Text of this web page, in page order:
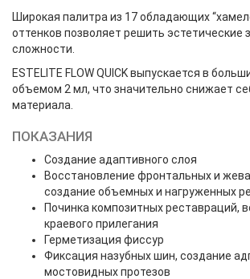
Широкая палитра из 17 обладающих
оттенков позволяет решить эстетические
сложности.
ESTELITE FLOW QUICK выпускается в
объемом 2 мл, что значительно снижает
материала.
ПОКАЗАНИЯ
Создание адаптивного слоя
Восстановление фронтальных и
создание объемных и нагруженных
Починка композитных реставраций,
краевого прилегания
Герметизация фиссур
Фиксация назубных шин, создание
мостовидных протезов